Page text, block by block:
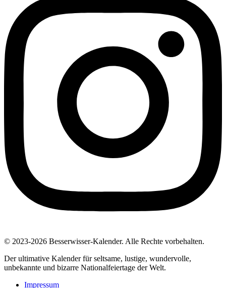
© 2023-2026 Besserwisser-Kalender. Alle Rechte vorbehalten.
Der ultimative Kalender für seltsame, lustige, wundervolle,
unbekannte und bizarre Nationalfeiertage der Welt.
Impressum